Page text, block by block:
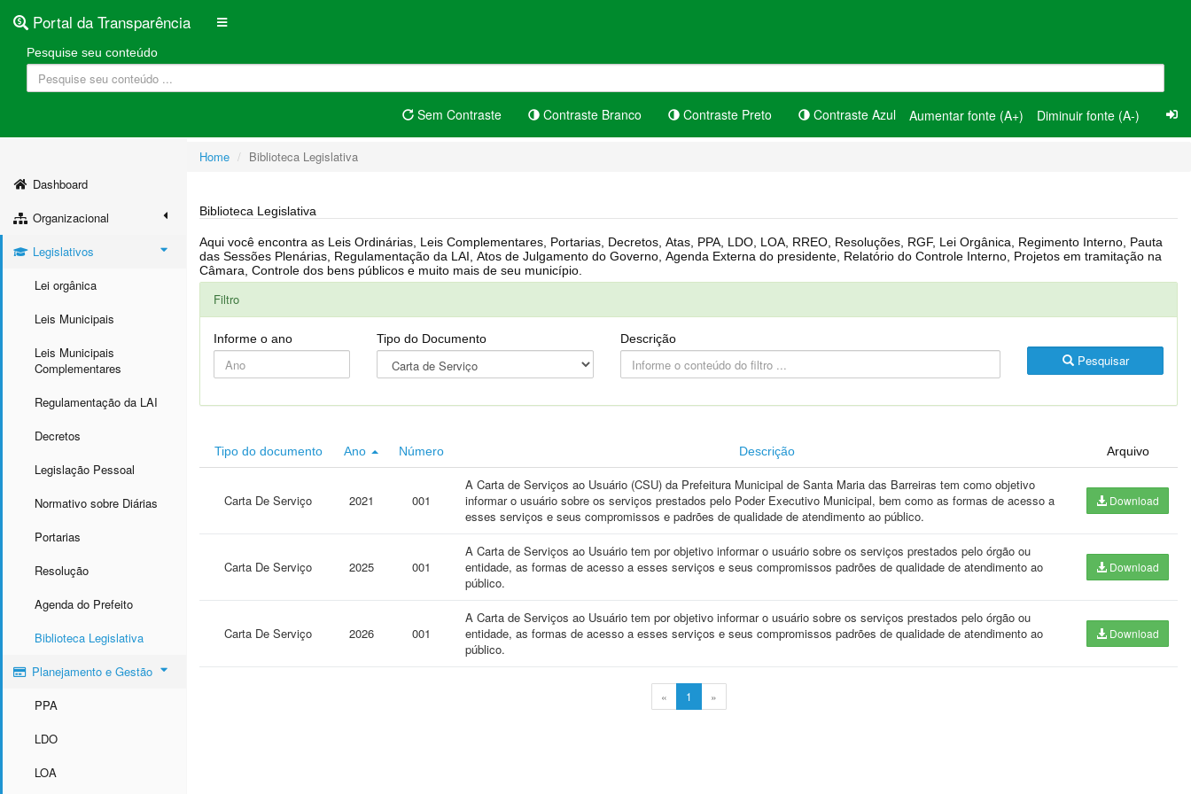
Portal da Transparência
Pesquise seu conteúdo
Sem Contraste Contraste Branco Contraste Preto Contraste Azul Aumentar fonte (A+) Diminuir fonte (A-)
Dashboard
Organizacional
Legislativos
Lei orgânica
Leis Municipais
Leis Municipais
Complementares
Regulamentação da LAI
Decretos
Legislação Pessoal
Normativo sobre Diárias
Portarias
Resolução
Agenda do Prefeito
Biblioteca Legislativa
Planejamento e Gestão
PPA
LDO
LOA
Home Biblioteca Legislativa
Biblioteca Legislativa
Aqui você encontra as Leis Ordinárias, Leis Complementares, Portarias, Decretos, Atas, PPA, LDO, LOA, RREO, Resoluções, RGF, Lei Orgânica, Regimento Interno, Pauta
das Sessões Plenárias, Regulamentação da LAI, Atos de Julgamento do Governo, Agenda Externa do presidente, Relatório do Controle Interno, Projetos em tramitação na
Câmara, Controle dos bens públicos e muito mais de seu município.
Filtro
Informe o ano Tipo do Documento Descrição
Pesquisar
Tipo do documento Ano Número Descrição Arquivo
Carta De Serviço 2021 001
A Carta de Serviços ao Usuário (CSU) da Prefeitura Municipal de Santa Maria das Barreiras tem como objetivo
informar o usuário sobre os serviços prestados pelo Poder Executivo Municipal, bem como as formas de acesso a
esses serviços e seus compromissos e padrões de qualidade de atendimento ao público.
Download
Carta De Serviço 2025 001
A Carta de Serviços ao Usuário tem por objetivo informar o usuário sobre os serviços prestados pelo órgão ou
entidade, as formas de acesso a esses serviços e seus compromissos padrões de qualidade de atendimento ao
público.
Download
Carta De Serviço 2026 001
A Carta de Serviços ao Usuário tem por objetivo informar o usuário sobre os serviços prestados pelo órgão ou
entidade, as formas de acesso a esses serviços e seus compromissos padrões de qualidade de atendimento ao
público.
Download
« 1 »